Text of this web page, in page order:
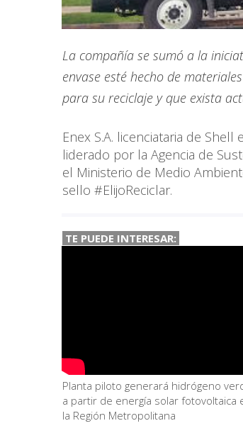
La compañía se sumó a la
envase esté hecho de
para su reciclaje y que exista
Enex S.A. licenciataria de
liderado por la Agencia de
el Ministerio de Medio
sello #ElijoReciclar.
TE PUEDE INTERESAR:
Planta piloto generará hidrógeno
a partir de energía solar fotovoltaica
la Región Metropolitana